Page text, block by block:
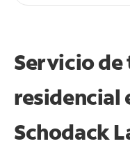
Servicio
residencial
Schodack